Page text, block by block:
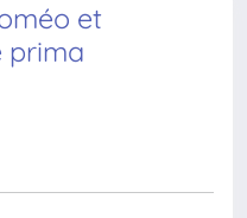
et
prima